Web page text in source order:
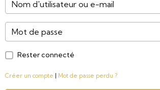
Rester connecté
Créer un compte Mot de passe perdu ?